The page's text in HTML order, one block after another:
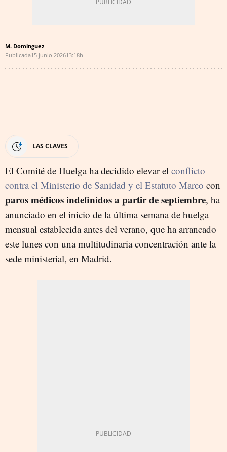
M. Domínguez
Publicada15 junio 202613:18h
LAS CLAVES
El Comité de Huelga ha decidido elevar el conflicto
contra el Ministerio de Sanidad y el Estatuto Marco con
paros médicos indefinidos a partir de septiembre, ha
anunciado en el inicio de la última semana de huelga
mensual establecida antes del verano, que ha arrancado
este lunes con una multitudinaria concentración ante la
sede ministerial, en Madrid.